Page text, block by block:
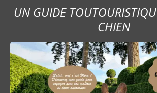
UN GUIDE
CHIEN